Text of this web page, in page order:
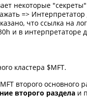
некоторые
=>
что ссылка на
и в интерпретаторе
кластера $MFT.
второго основного
второго раздела и